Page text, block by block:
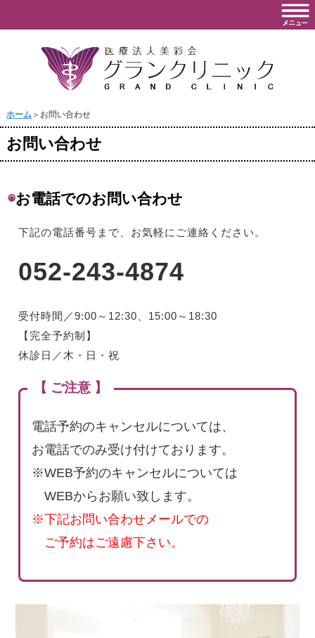
ホーム＞お問い合わせ
お問い合わせ
◉お電話でのお問い合わせ
下記の電話番号まで、お気軽にご連絡ください。
052-243-4874
受付時間／9:00～12:30、15:00～18:30
【完全予約制】
休診日／木・日・祝
【 ご注意 】
電話予約のキャンセルについては、
お電話でのみ受け付けております。
※WEB予約のキャンセルについては
WEBからお願い致します。
※下記お問い合わせメールでの
ご予約はご遠慮下さい。